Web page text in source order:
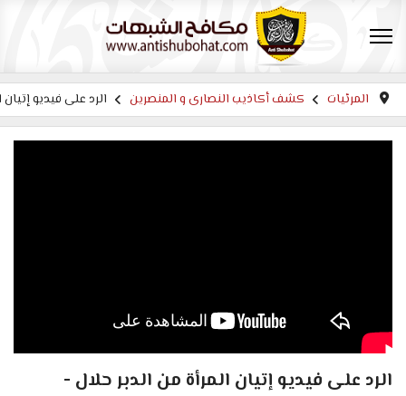
المرئيات كشف أكاذيب النصارى و المنصرين الرد على فيديو إتيان
الرد على فيديو إتيان المرأة من الدبر حلال -